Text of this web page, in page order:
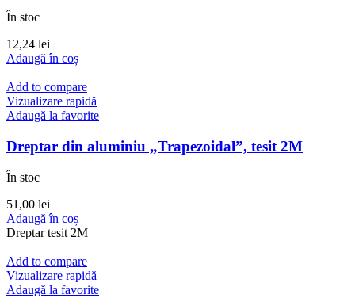
În stoc
12,24 lei
Adaugă în coș
Add to compare
Vizualizare rapidă
Adaugă la favorite
Dreptar din aluminiu „Trapezoidal”, tesit 2M
În stoc
51,00 lei
Adaugă în coș
Dreptar tesit 2M
Add to compare
Vizualizare rapidă
Adaugă la favorite